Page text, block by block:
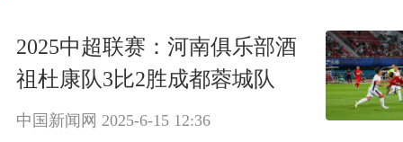
2025中超联赛：河南俱乐部酒
祖杜康队3比2胜成都蓉城队
中国新闻网 2025-6-15 12:36